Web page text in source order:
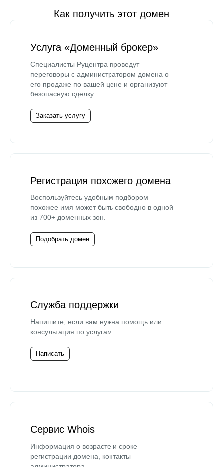
Как получить этот домен
Услуга «Доменный брокер»
Специалисты Руцентра проведут
переговоры с администратором домена о
его продаже по вашей цене и организуют
безопасную сделку.
Заказать услугу
Регистрация похожего домена
Воспользуйтесь удобным подбором —
похожее имя может быть свободно в одной
из 700+ доменных зон.
Подобрать домен
Служба поддержки
Напишите, если вам нужна помощь или
консультация по услугам.
Написать
Сервис Whois
Информация о возрасте и сроке
регистрации домена, контакты